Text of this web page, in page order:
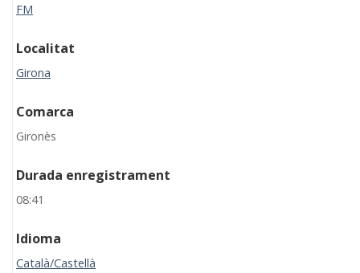
FM
Localitat
Girona
Comarca
Gironès
Durada enregistrament
08:41
Idioma
Català/Castellà